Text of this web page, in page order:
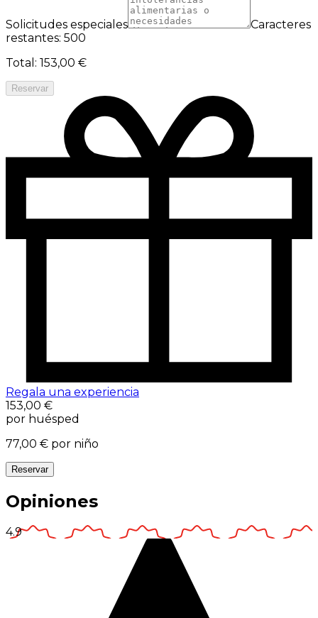
Solicitudes especiales
Caracteres
restantes: 500
Total : 153,00 €
Reservar
Regala una experiencia
153,00 €
por huésped
77,00 € por niño
Reservar
Opiniones
4.9